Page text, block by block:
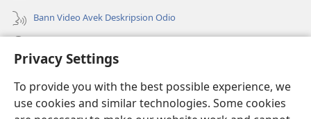
Privacy Settings
To provide you with the best possible experience, we
use cookies and similar technologies. Some cookies
Bann Video Avek Deskripsion Odio
(ouver
nouvoWatchtower BIBLIOTEK LOR INTERNET